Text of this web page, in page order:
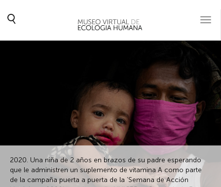
2020. Una niña de 2 años en brazos de su padre esperando
que le administren un suplemento de vitamina A como parte
de la campaña puerta a puerta de la ‘Semana de Acción